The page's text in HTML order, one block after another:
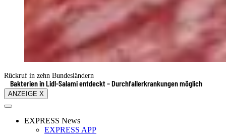
Rückruf in zehn Bundesländern
Bakterien in Lidl-Salami entdeckt – Durchfallerkrankungen möglich
ANZEIGE X
EXPRESS News
EXPRESS APP